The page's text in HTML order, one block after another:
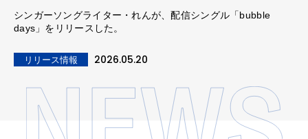
シンガーソングライター・れんが、配信シングル「bubble
days」をリリースした。
リリース情報 2026.05.20